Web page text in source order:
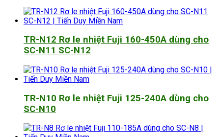
TR-N12 Rơ le nhiệt Fuji 160-450A dùng cho
SC-N11 SC-N12
TR-N10 Rơ le nhiệt Fuji 125-240A dùng cho
SC-N10